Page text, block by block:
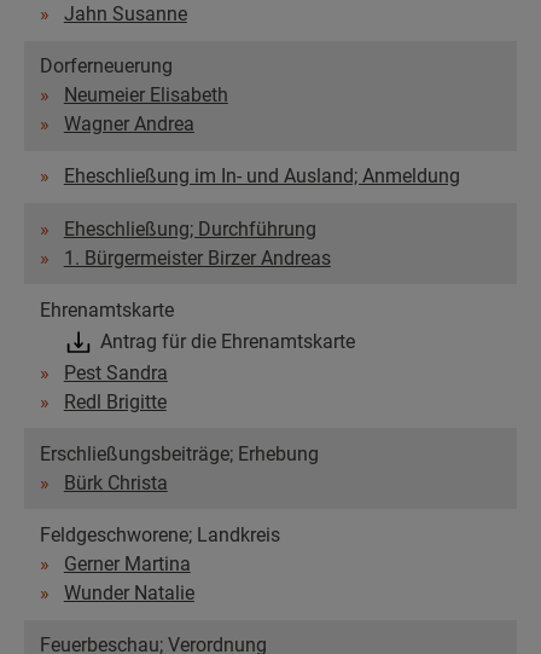
Jahn Susanne
Dorferneuerung
Neumeier Elisabeth
Wagner Andrea
Eheschließung im In- und Ausland; Anmeldung
Eheschließung; Durchführung
1. Bürgermeister Birzer Andreas
Ehrenamtskarte
Antrag für die Ehrenamtskarte
Pest Sandra
Redl Brigitte
Erschließungsbeiträge; Erhebung
Bürk Christa
Feldgeschworene; Landkreis
Gerner Martina
Wunder Natalie
Feuerbeschau; Verordnung